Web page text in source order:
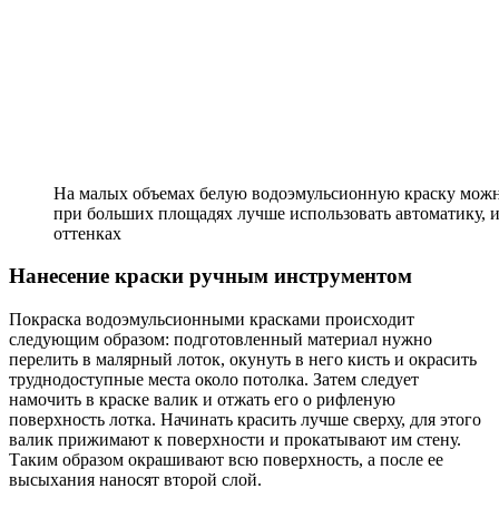
На малых объемах белую водоэмульсионную краску
при больших площадях лучше использовать автоматику,
оттенках
Нанесение краски ручным инструментом
Покраска водоэмульсионными красками происходит
следующим образом: подготовленный материал нужно
перелить в малярный лоток, окунуть в него кисть и окрасить
труднодоступные места около потолка. Затем следует
намочить в краске валик и отжать его о рифленую
поверхность лотка. Начинать красить лучше сверху, для этого
валик прижимают к поверхности и прокатывают им стену.
Таким образом окрашивают всю поверхность, а после ее
высыхания наносят второй слой.